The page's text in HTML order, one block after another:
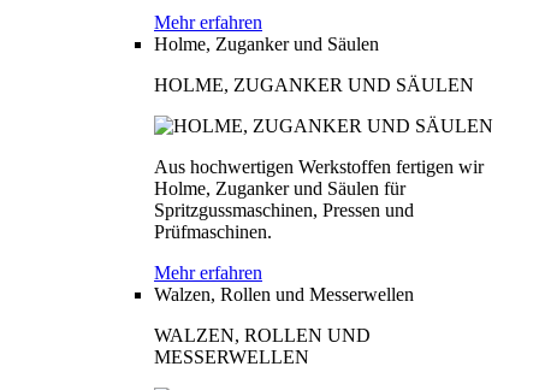
Mehr erfahren
Holme, Zuganker und Säulen
HOLME, ZUGANKER UND SÄULEN
Aus hochwertigen Werkstoffen fertigen wir
Holme, Zuganker und Säulen für
Spritzgussmaschinen, Pressen und
Prüfmaschinen.
Mehr erfahren
Walzen, Rollen und Messerwellen
WALZEN, ROLLEN UND
MESSERWELLEN